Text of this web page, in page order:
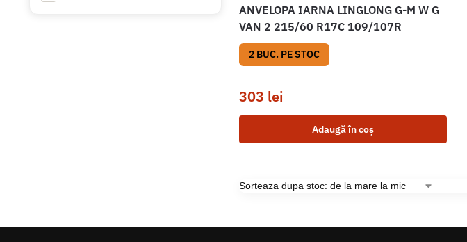
ANVELOPA IARNA LINGLONG G-M W G
VAN 2 215/60 R17C 109/107R
2 BUC. PE STOC
303 lei
Adaugă în coș